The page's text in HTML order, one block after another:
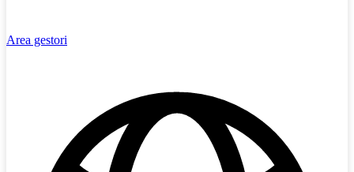
Area gestori